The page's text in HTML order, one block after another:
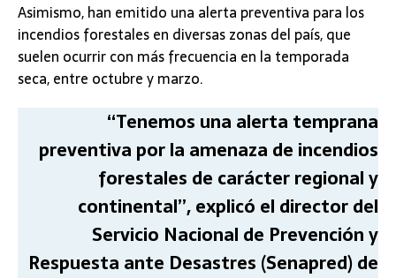
Asimismo, han emitido una alerta preventiva para los
incendios forestales en diversas zonas del país, que
suelen ocurrir con más frecuencia en la temporada
seca, entre octubre y marzo.
“Tenemos una alerta temprana
preventiva por la amenaza de incendios
forestales de carácter regional y
continental”, explicó el director del
Servicio Nacional de Prevención y
Respuesta ante Desastres (Senapred) de